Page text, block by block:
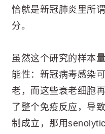
恰就是新冠肺炎里所
分。
虽然这个研究的样本
能性：新冠病毒感染
老，而这些衰老细胞
了整个免疫反应，导
制成立，那用